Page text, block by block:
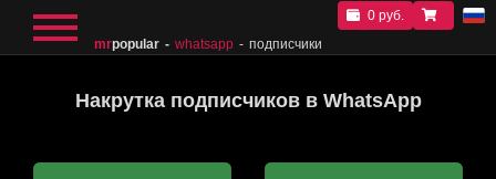
mrpopular whatsapp подписчики
0 руб.
Накрутка подписчиков в WhatsApp